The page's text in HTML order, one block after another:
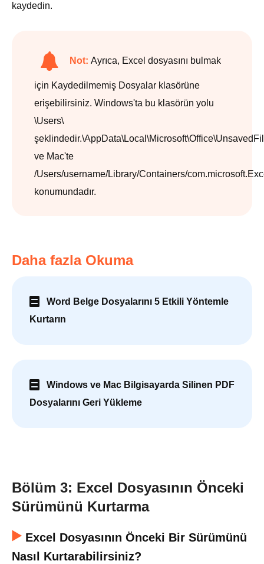
kaydedin.
Not: Ayrıca, Excel dosyasını bulmak
için Kaydedilmemiş Dosyalar klasörüne
erişebilirsiniz. Windows'ta bu klasörün yolu
\Users\
şeklindedir.
ve Mac'te
/Users/username/Library/Containers/
konumundadır.
Daha fazla Okuma
Word Belge Dosyalarını 5 Etkili Yöntemle
Kurtarın
Windows ve Mac Bilgisayarda Silinen PDF
Dosyalarını Geri Yükleme
Bölüm 3: Excel Dosyasının Önceki
Sürümünü Kurtarma
Excel Dosyasının Önceki Bir Sürümünü
Nasıl Kurtarabilirsiniz?